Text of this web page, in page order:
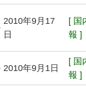
2010年9月17
日
[ 国
報 ]
2010年9月1日
[ 国
報 ]